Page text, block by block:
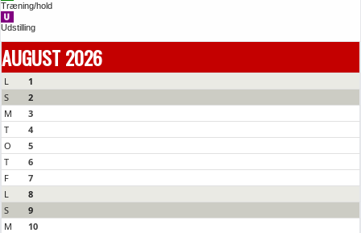
Træning/hold
Udstilling
AUGUST 2026
L
1
S
2
M
3
T
4
O
5
T
6
F
7
L
8
S
9
M
10